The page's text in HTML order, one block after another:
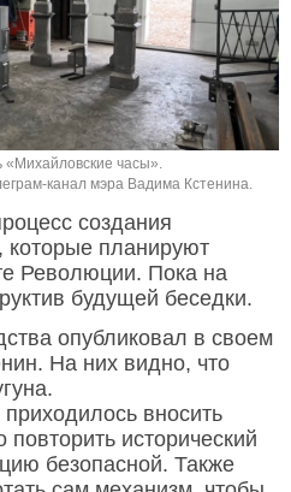
«Михайловские часы».
канал мэра Вадима Кстенина.
создания
которые планируют
Революции. Пока на
будущей беседки.
опубликовал в своем
На них видно, что
вносить
исторический
безопасной. Также